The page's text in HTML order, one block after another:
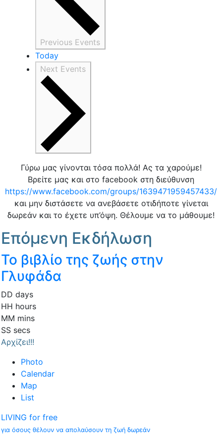
Previous Events
Today
Next Events
Γύρω μας γίνονται τόσα πολλά! Ας τα χαρούμε!
Βρείτε μας και στο facebook στη διεύθυνση
https://www.facebook.com/groups/1639471959457433/
και μην διστάσετε να ανεβάσετε οτιδήποτε γίνεται
δωρεάν και το έχετε υπ’όψη. Θέλουμε να το μάθουμε!
Επόμενη Εκδήλωση
Το βιβλίο της ζωής στην
Γλυφάδα
DD days
HH hours
MM mins
SS secs
Αρχίζει!!!
Photo
Calendar
Map
List
LIVING for free
για όσους θέλουν να απολαύσουν τη ζωή δωρεάν